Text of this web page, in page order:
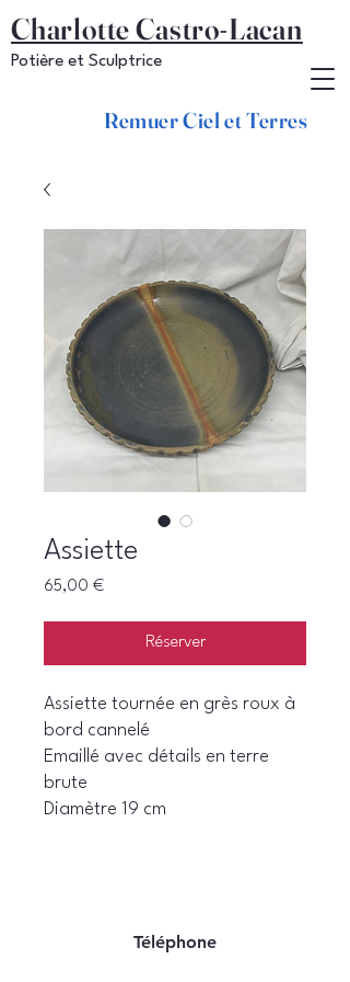
Remuer Ciel et Terres
Potière et Sculptrice
Charlotte Castro-Lacan
Assiette
65,00 €Prix
Réserver
Assiette tournée en grès roux à
bord cannelé
Emaillé avec détails en terre
brute
Diamètre 19 cm
Téléphone